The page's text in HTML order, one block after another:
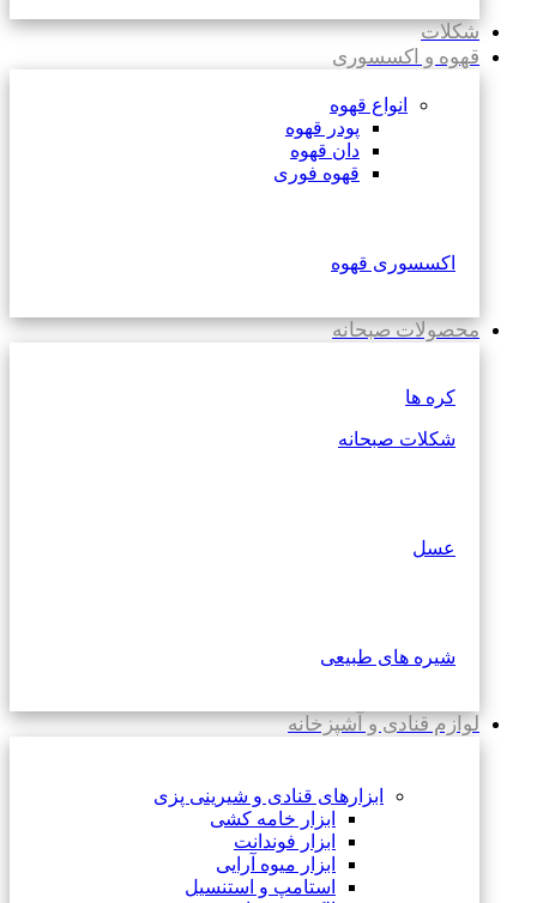
شکلات
قهوه و اکسسوری
انواع قهوه
پودر قهوه
دان قهوه
قهوه فوری
اکسسوری قهوه
محصولات صبحانه
کره ها
شکلات صبحانه
عسل
شیره های طبیعی
لوازم قنادی و آشپزخانه
ابزارهای قنادی و شیرینی پزی
ابزار خامه کشی
ابزار فوندانت
ابزار میوه آرایی
استامپ و استنسیل